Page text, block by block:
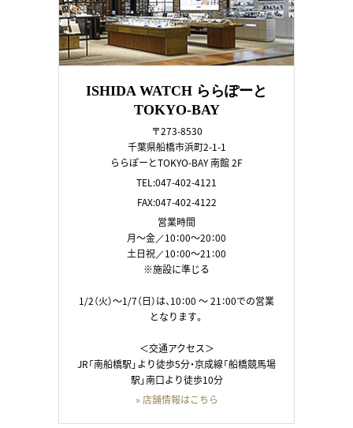
ISHIDA WATCH ららぽーと
TOKYO-BAY
〒273-8530
千葉県船橋市浜町2-1-1
ららぽーとTOKYO-BAY 南館 2F
TEL:047-402-4121
FAX:047-402-4122
営業時間
月～金／10：00～20：00
土日祝／10：00～21：00
※施設に準じる
1/2（火）～1/7（日）は、10：00 ～ 21：00での営業
となります。
＜交通アクセス＞
JR「南船橋駅」より徒歩5分・京成線「船橋競馬場
駅」南口より徒歩10分
» 店舗情報はこちら